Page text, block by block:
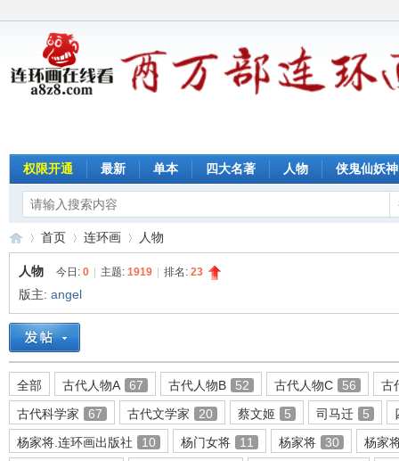
权限开通 最新 单本 四大名著 人物 侠鬼仙妖神
连»
首页
›
连环画
›
人物
人物 今日: 0 主题: 1919 排名: 23
版主: angel
全部 古代人物A 67 古代人物B 52 古代人物C 56
古
古代科学家
67 古代文学家 20 蔡文姬 5 司马迁 5
杨家将.连环画出版社
10 杨门女将 11 杨家将 30
杨家